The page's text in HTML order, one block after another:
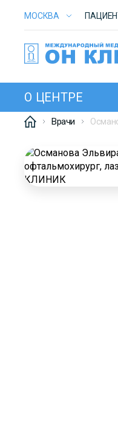
МОСКВА
О ЦЕНТРЕ
Врачи